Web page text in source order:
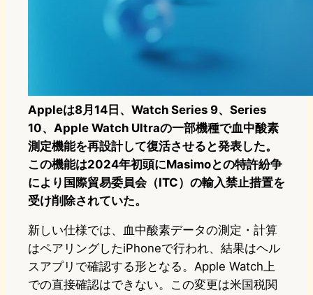
Appleは8月14日、Watch Series 9、Series
10、Apple Watch Ultraの一部機種で血中酸素
測定機能を再設計して復活させると発表した。
この機能は2024年初頭にMasimoとの特許紛争
により国際貿易委員会（ITC）の輸入禁止措置を
受け削除されていた。
新しい仕様では、血中酸素データの測定・計算
はペアリングしたiPhoneで行われ、結果はヘル
スアプリで確認する形となる。Apple Watch上
での直接確認はできない。この変更は米国税関